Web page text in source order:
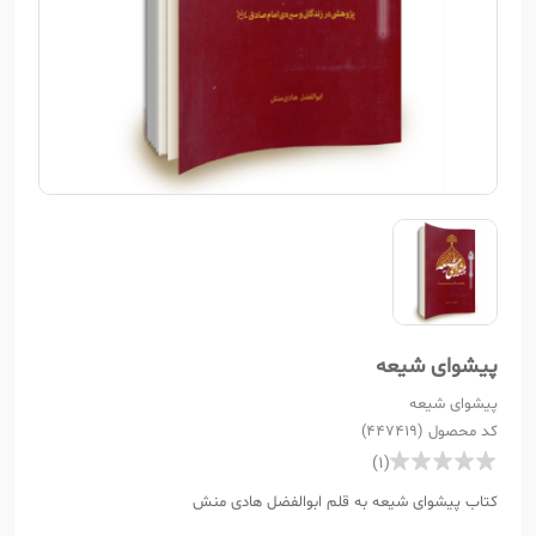
پیشوای شیعه
پیشوای شیعه
کد محصول (447419)
(1)
کتاب پیشوای شیعه به قلم ابوالفضل هادی منش